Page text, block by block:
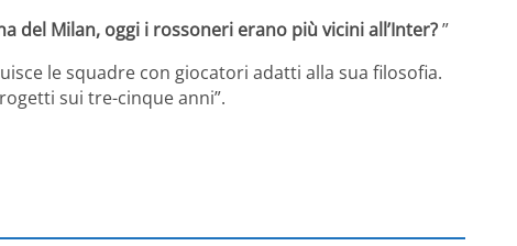
del Milan, oggi i rossoneri erano più vicini all’Inter?”
le squadre con giocatori adatti alla sua filosofia.
sui tre-cinque anni”.